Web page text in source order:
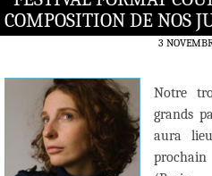
COMPOSITION DE NOS
3
Notre
grands
aura